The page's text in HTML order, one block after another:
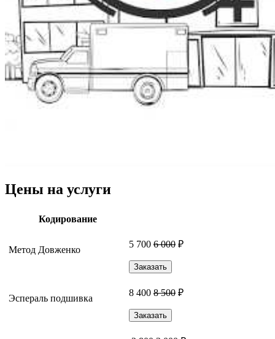
Цены на услуги
Кодирование
Метод Довженко
5 700 6 000 ₽
Заказать
Эспераль подшивка
8 400 8 500 ₽
Заказать